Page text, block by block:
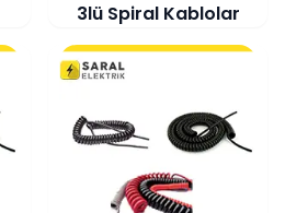
3lü Spiral Kablolar